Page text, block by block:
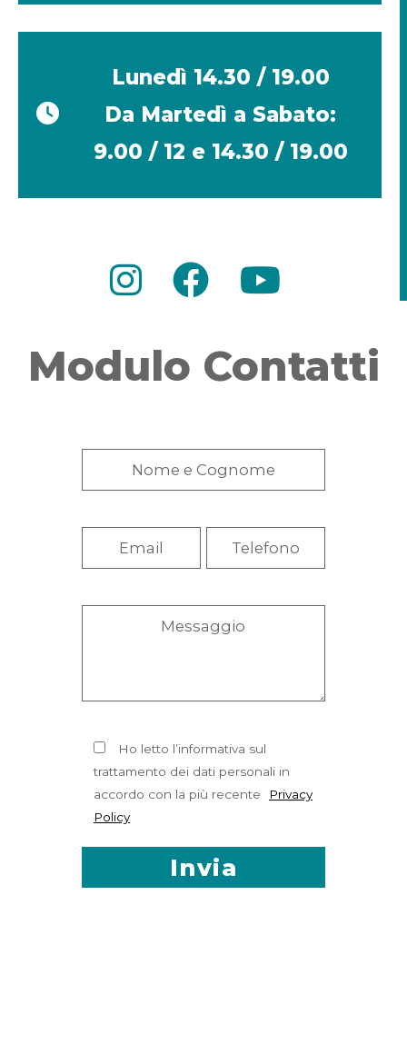
Lunedì 14.30 / 19.00
Da Martedì a Sabato:
9.00 / 12 e 14.30 / 19.00
Modulo Contatti
Ho letto l’informativa sul
trattamento dei dati personali in
accordo con la più recente
Privacy
Policy